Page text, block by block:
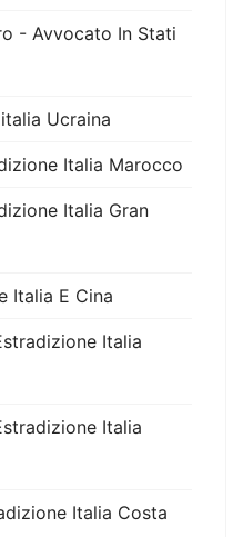
- Avvocato In Stati
Ucraina
Italia Marocco
Italia Gran
Italia E Cina
Italia
Italia
Italia Costa